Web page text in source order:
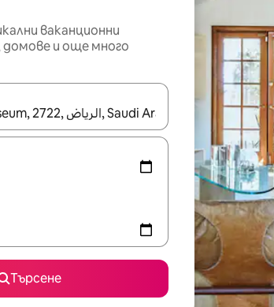
ваканционни
и още много
се покажат, използвайте клавишите със
Търсене